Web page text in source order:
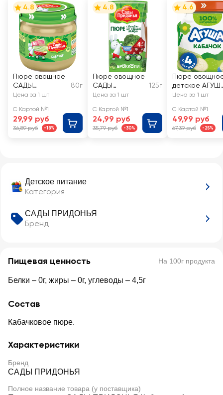
Детское питание
Категория
САДЫ ПРИДОНЬЯ
Бренд
Пищевая ценность На 100г продукта
Белки – 0г, жиры – 0г, углеводы – 4,5г
Состав
Кабачковое пюре.
Характеристики
Бренд
САДЫ ПРИДОНЬЯ
Полное название товара (у поставщика)
4.8
Пюре овощное
САДЫ
ПРИДОНЬЯ
месяцев
80г
Цена за 1 шт
С Картой №1
29,99 руб
36,89 руб -18%
4.8
Пюре овощное
САДЫ
ПРИДОНЬЯ
месяцев
125г
Цена за 1 шт
С Картой №1
24,99 руб
35,79 руб -30%
4.6
Пюре
детское
Кабачок, с 4
Цена за 1 шт
С Картой №1
49,99 руб
67,39 руб -25%